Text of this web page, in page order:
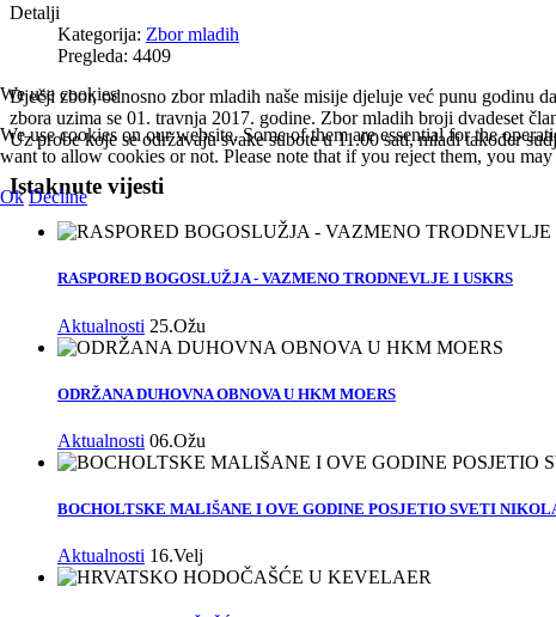
Detalji
Kategorija: Zbor mladih
Pregleda: 4409
Dječji zbor, odnosno zbor mladih naše misije djeluje već punu godinu
zbora uzima se 01. travnja 2017. godine. Zbor mladih broji dvadeset
Uz probe koje se održavaju svake subote u 11.00 sati, mladi također
Istaknute vijesti
RASPORED BOGOSLUŽJA - VAZMENO TRODNEVLJE I USKRS
Aktualnosti 25.Ožu
ODRŽANA DUHOVNA OBNOVA U HKM MOERS
Aktualnosti 06.Ožu
BOCHOLTSKE MALIŠANE I OVE GODINE POSJETIO SVETI
Aktualnosti 16.Velj
We use cookies
We use cookies on our website. Some of them are essential for the
want to allow cookies or not. Please note that if you reject them, you
Ok Decline